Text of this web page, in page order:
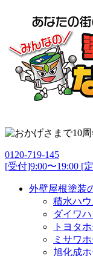
0120-719-145
[受付]9:00〜19:00 [
外壁屋根塗装
積水ハ
ダイワ
トヨタ
ミサワ
旭化成